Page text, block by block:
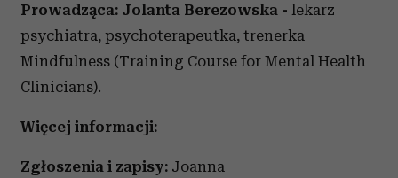
Prowadząca: Jolanta Berezowska - lekarz
psychiatra, psychoterapeutka, trenerka
Mindfulness (Training Course for Mental Health
Clinicians).
Więcej informacji:
Zgłoszenia i zapisy: Joanna